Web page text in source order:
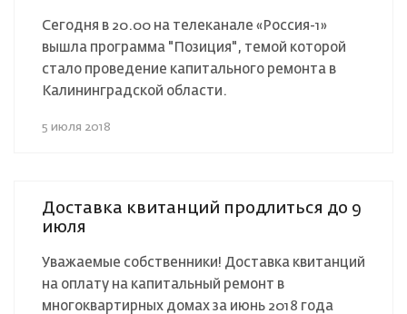
Сегодня в 20.00 на телеканале «Россия-1»
вышла программа "Позиция", темой которой
стало проведение капитального ремонта в
Калининградской области.
5 июля 2018
Доставка квитанций продлиться до 9
июля
Уважаемые собственники! Доставка квитанций
на оплату на капитальный ремонт в
многоквартирных домах за июнь 2018 года